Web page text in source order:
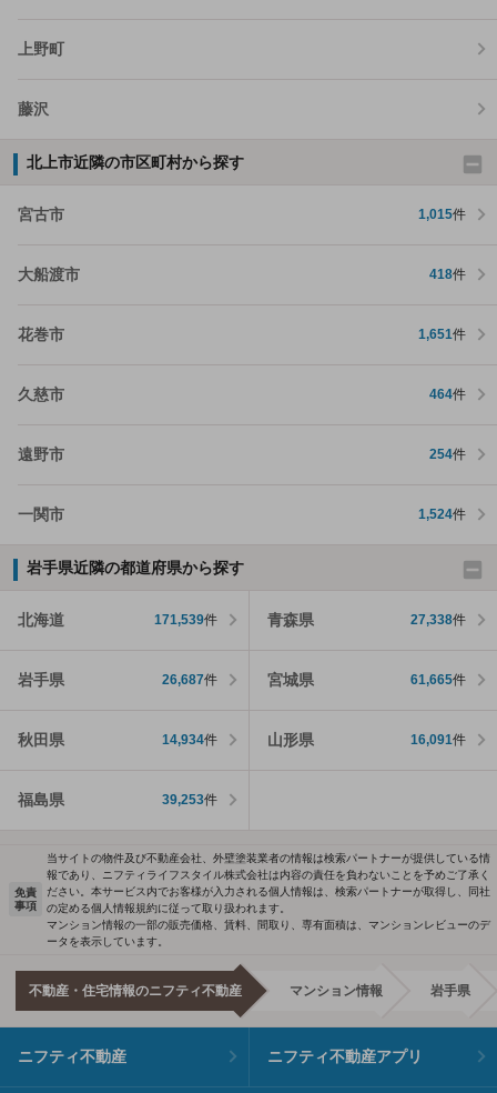
上野町
藤沢
北上市近隣の市区町村から探す
宮古市 1,015件
大船渡市 418件
花巻市 1,651件
久慈市 464件
遠野市 254件
一関市 1,524件
岩手県近隣の都道府県から探す
北海道 171,539件 青森県 27,338件
岩手県 26,687件 宮城県 61,665件
秋田県 14,934件 山形県 16,091件
福島県 39,253件
免責
事項
当サイトの物件及び不動産会社、外壁塗装業者の情報は検索パートナーが提供している情
報であり、ニフティライフスタイル株式会社は内容の責任を負わないことを予めご了承く
ださい。本サービス内でお客様が入力される個人情報は、検索パートナーが取得し、同社
の定める個人情報規約に従って取り扱われます。
マンション情報の一部の販売価格、賃料、間取り、専有面積は、マンションレビューのデ
ータを表示しています。
不動産・住宅情報のニフティ不動産 マンション情報 岩手県
ニフティ不動産 ニフティ不動産アプリ